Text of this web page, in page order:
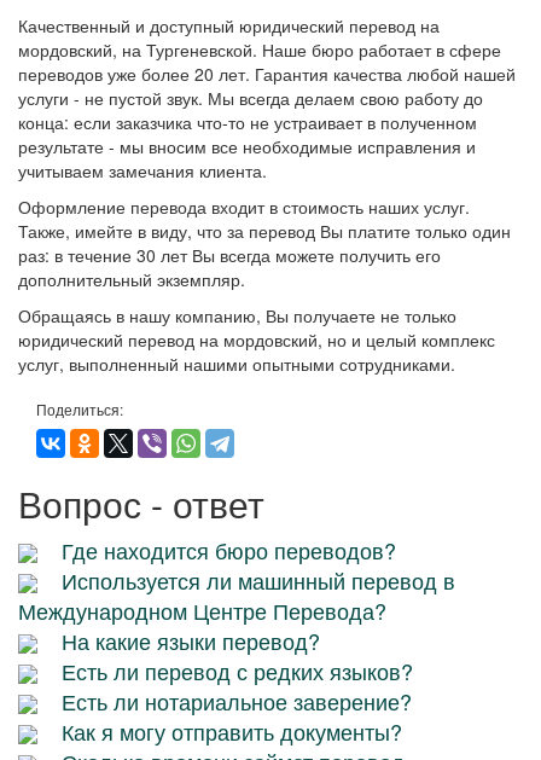
Качественный и доступный юридический перевод на
мордовский, на Тургеневской. Наше бюро работает в сфере
переводов уже более 20 лет. Гарантия качества любой нашей
услуги - не пустой звук. Мы всегда делаем свою работу до
конца: если заказчика что-то не устраивает в полученном
результате - мы вносим все необходимые исправления и
учитываем замечания клиента.
Оформление перевода входит в стоимость наших услуг.
Также, имейте в виду, что за перевод Вы платите только один
раз: в течение 30 лет Вы всегда можете получить его
дополнительный экземпляр.
Обращаясь в нашу компанию, Вы получаете не только
юридический перевод на мордовский, но и целый комплекс
услуг, выполненный нашими опытными сотрудниками.
Поделиться:
Вопрос - ответ
Где находится бюро переводов?
Используется ли машинный перевод в
Международном Центре Перевода?
На какие языки перевод?
Есть ли перевод с редких языков?
Есть ли нотариальное заверение?
Как я могу отправить документы?